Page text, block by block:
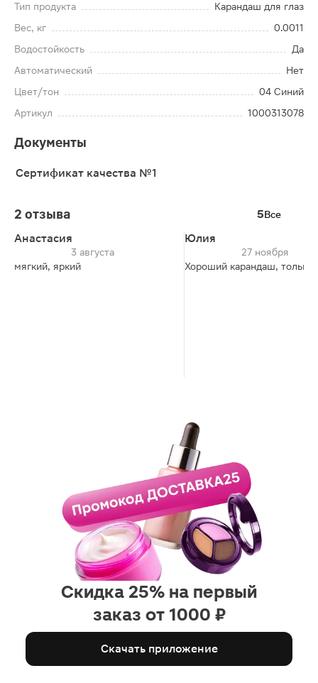
Тип продукта
Карандаш для глаз
Вес, кг
0.0011
Водостойкость
Да
Автоматический
Нет
Цвет/тон
04 Синий
Артикул
1000313078
Документы
Сертификат качества №1
2 отзыва 5Все
Анастасия
3 августа
мягкий, яркий
Юлия
27 ноября
Хороший карандаш, только
Скидка 25% на первый
заказ от 1000 ₽
Скачать приложение